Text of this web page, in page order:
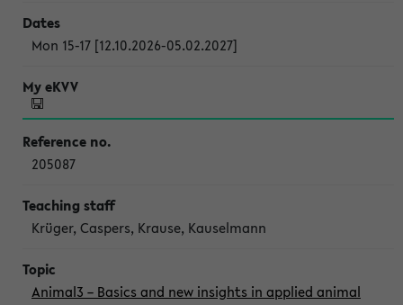
Mon 15-17 [12.10.2026-05.02.2027]
205087
Krüger, Caspers, Krause, Kauselmann
Animal3 – Basics and new insights in applied animal